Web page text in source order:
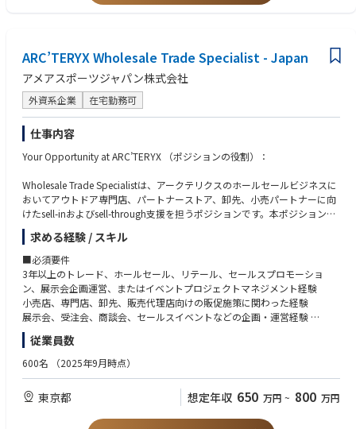
い、関係部門の日本のビジネス目標達成を支援する
ARC’TERYX Wholesale Trade Specialist - Japan
アメアスポーツジャパン株式会社
外資系企業 在宅勤務可
仕事内容
Your Opportunity at ARC’TERYX （ポジションの役割）：
Wholesale Trade Specialistは、アークテリクスのホールセールビジネスに
おいてアウトドア専門店、パートナーストア、卸先、小売パートナーに向
けたsell-inおよびsell-through支援を担うポジションです。本ポジション
は、Wholesale Senior Managerにダイレクトレポートし、セールスチー
ム、ブランドチーム、リテールチーム、PR、デジタル、CRM、外部ベン
ダーと連携しながら、専門店向けの展示会・商談会、店頭セールスプロモ
ーション施策を企画・実行します。アークテリクスのブランド価値、プロ
ダクトの機能性、山岳文化に根差した専門性を、小売パートナーと販売現
場に正しく伝え、最終的な受注促進、店頭販売、消費者体験の向上につな
げることが期待されます。
If you were a Wholesale Trade Specialist now, here are some of the core a
ctivities you would be doing（主な業務内容）：
1. アウトドア専門店向けセールスプロモーションの企画・実行
アウトドア専門店、パートナーストア、卸先、小売パートナーを対象とし
求める経験 / スキル
■必須要件
3年以上のトレード、ホールセール、リテール、セールスプロモーショ
ン、展示会企画運営、またはイベントプロジェクトマネジメント経験
小売店、専門店、卸先、販売代理店向けの販促施策に関わった経験
展示会、受注会、商談会、セールスイベントなどの企画・運営経験
外部ベンダー、制作会社、施工会社、印刷会社などの管理経験
複数の関係者を巻き込みながらプロジェクトを推進できる進行管理能力
基本的な予算管理、見積管理、スケジュール管理能力
日本語での高いコミュニケーション能力
従業員数
600名 （2025年9月時点）
東京都 想定年収 650 万円 ~ 800 万円